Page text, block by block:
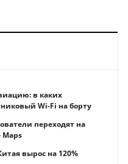
в каких
Wi-Fi на борту
переходят на
Maps
вырос на 120%